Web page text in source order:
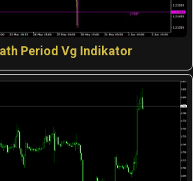
Period Vg Indikator